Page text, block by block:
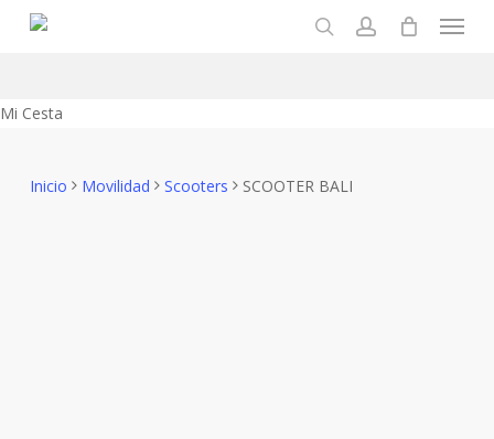
Menu
Mi Cesta
Inicio Movilidad Scooters SCOOTER BALI